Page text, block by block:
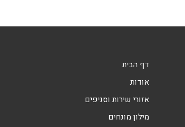
דף הבית
אודות
אזורי שירות וסניפים
מילון מונחים